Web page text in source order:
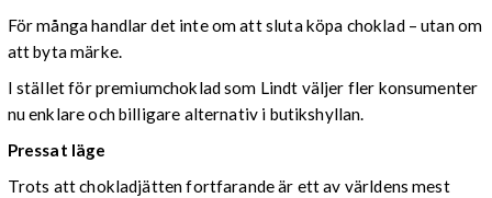
För många handlar det inte om att sluta köpa choklad – utan om
att byta märke.
I stället för premiumchoklad som Lindt väljer fler konsumenter
nu enklare och billigare alternativ i butikshyllan.
Pressat läge
Trots att chokladjätten fortfarande är ett av världens mest